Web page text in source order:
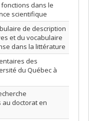
dans le
scientifique
de description
et du vocabulaire
dans la littérature
des
du Québec à
au doctorat en